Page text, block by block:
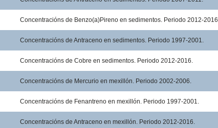
Concentracións de Benzo(a)Pireno en sedimentos. Periodo 2012-2016.
Concentracións de Antraceno en sedimentos. Periodo 1997-2001.
Concentracións de Cobre en sedimentos. Periodo 2012-2016.
Concentracións de Mercurio en mexillón. Periodo 2002-2006.
Concentracións de Fenantreno en mexillón. Periodo 1997-2001.
Concentracións de Antraceno en mexillón. Periodo 2012-2016.